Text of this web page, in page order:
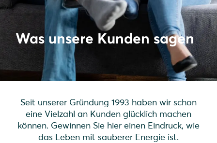
Was unsere Kunden sagen
Seit unserer Gründung 1993 haben wir schon
eine Vielzahl an Kunden glücklich machen
können. Gewinnen Sie hier einen Eindruck, wie
das Leben mit sauberer Energie ist.